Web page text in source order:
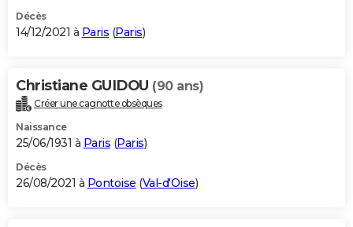
Décès
14/12/2021 à Paris (Paris)
Christiane GUIDOU (90 ans)
Créer une cagnotte obsèques
Naissance
25/06/1931 à Paris (Paris)
Décès
26/08/2021 à Pontoise (Val-d'Oise)